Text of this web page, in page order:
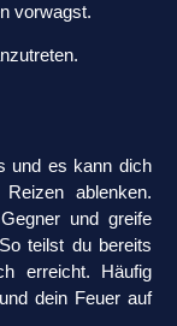
vorwagst.
und es kann dich
ablenken.
und greife
teilst du bereits
erreicht. Häufig
dein Feuer auf